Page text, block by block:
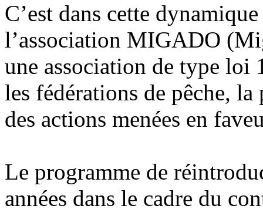
C’est dans cette
l’association MIGADO
une association de type loi
les fédérations de pêche,
des actions menées en
Le programme de
années dans le cadre du